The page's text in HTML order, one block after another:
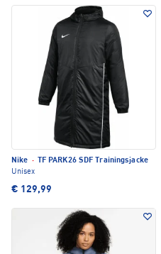
Nike ·
TF PARK26 SDF Trainingsjacke
Unisex
€ 129,99